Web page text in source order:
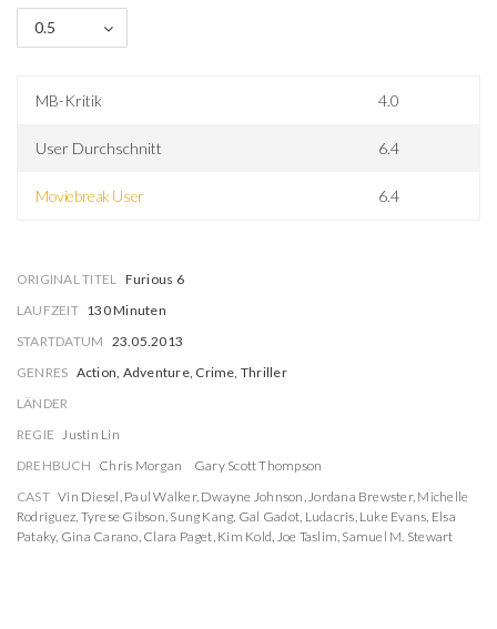
0.5
MB-Kritik 4.0
User Durchschnitt 6.4
Moviebreak User 6.4
ORIGINAL TITEL
Furious 6
LAUFZEIT 130 Minuten
STARTDATUM 23.05.2013
GENRES Action, Adventure, Crime, Thriller
LÄNDER
REGIE
Justin Lin
DREHBUCH Chris Morgan
Gary Scott Thompson
CAST Vin Diesel Paul Walker, Dwayne Johnson Jordana Brewster, Michelle
Rodriguez Tyrese Gibson Sung Kang Gal Gadot Ludacris Luke Evans Elsa
Pataky, Gina Carano Clara Paget Kim Kold Joe Taslim Samuel M. Stewart